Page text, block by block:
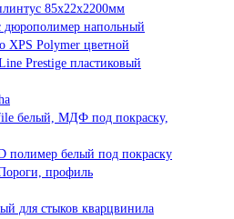
85х22х2200мм
дюрополимер напольный
XPS Polymer цветной
Prestige пластиковый
белый, МДФ под покраску,
полимер белый под покраску
профиль
для стыков кварцвинила